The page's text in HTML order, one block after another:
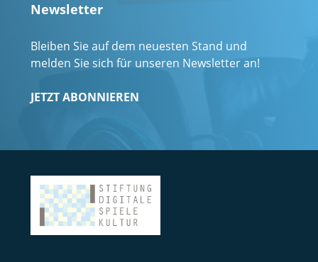
Newsletter
Bleiben Sie auf dem neuesten Stand und
melden Sie sich für unseren Newsletter an!
JETZT ABONNIEREN